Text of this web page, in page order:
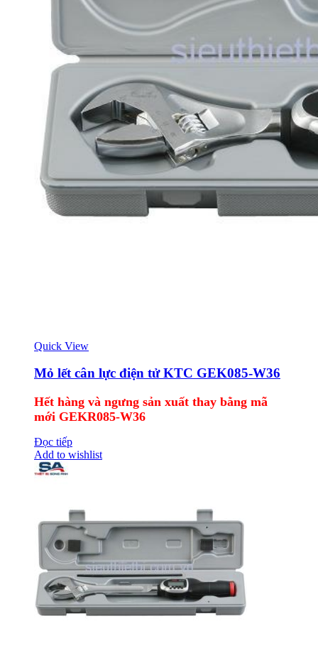
Quick View
Mỏ lết cân lực điện tử KTC GEK085-W36
Hết hàng và ngưng sản xuất thay bằng mã
mới GEKR085-W36
Đọc tiếp
Add to wishlist